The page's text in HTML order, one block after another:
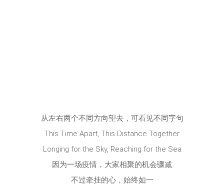
从左右两个不同方向望去，可看见不同字句
This Time Apart, This Distance Together
Longing for the Sky, Reaching for the Sea
因为一场疫情，大家相聚的机会骤减
不过牵挂的心，始终如一